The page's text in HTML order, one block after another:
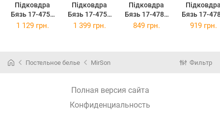
Підковдра
Бязь 17-4753
Nancy 200 x
Підковдра
Бязь 17-4753
Nancy 220 x
Підковдра
Бязь 17-4787
Auma-Vajdatal
Бязь 17-
Auma-
1 129 грн. 1 399 грн. 849 грн. 919 грн.
Постельное белье MirSon Фильтр
Полная версия сайта
Конфиденциальность